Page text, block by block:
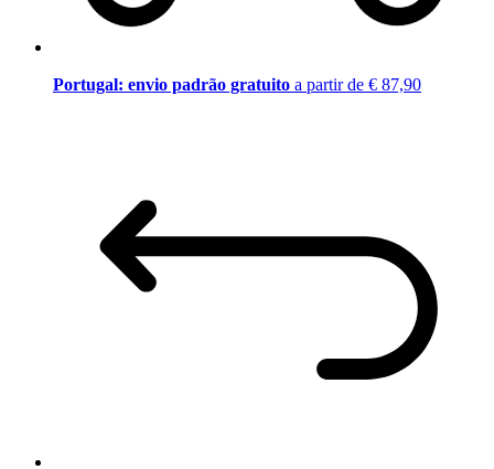
Portugal: envio padrão gratuito a partir de € 87,90